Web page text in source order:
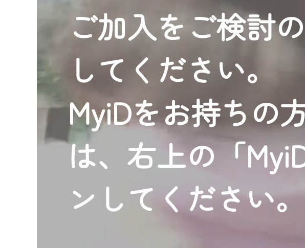
ご加入をご検討
してください。
MyiDをお持ちの
は、右上の「
ンしてください。
【変更点】
◆デザイン変更により、お住まいの地域の動画コ
◆当社アプリやＰＣブラウザから、いつでも・ど
【ご注意】
2024年9月24日からはご加入者様へのサービス向
『CCNet Web TV』を利用いただくには、一部コ
CCNetサービスへの加入と『CCNetマイページ※
何卒、ご理解ご了承の程よろしくお願いいたしま
※マイページへのログインには、MyIDが必要とな
※MyIDとは、CCNet Web TVを含むCCNetの各種サ
IDはお客様が使っているメールアドレスで設定で
（GmailやYahooなどのフリーメールアドレスでも作
※マイページへのログイン・MyIDの新規登録はこち